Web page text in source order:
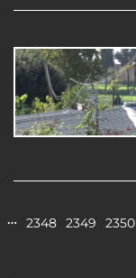
… 2348 2349 2350